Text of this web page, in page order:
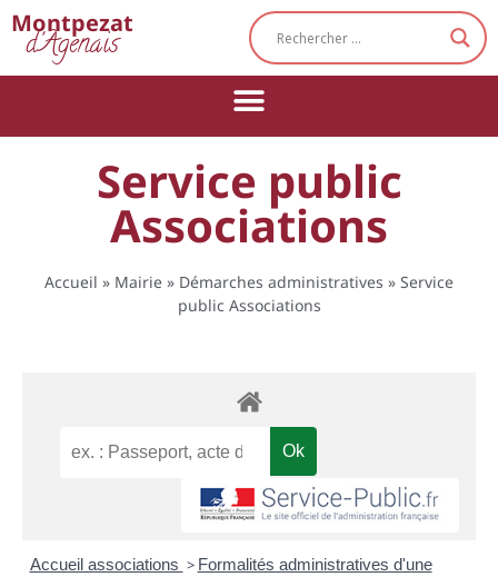
Montpezat
d'Agenais
Service public
Associations
Accueil » Mairie » Démarches administratives » Service
public Associations
Accueil associations > Formalités administratives d'une
Cookies management panel